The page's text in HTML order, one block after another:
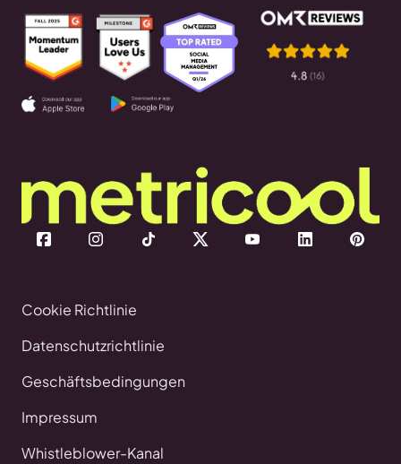
Cookie Richtlinie
Datenschutzrichtlinie
Geschäftsbedingungen
Impressum
Whistleblower-Kanal